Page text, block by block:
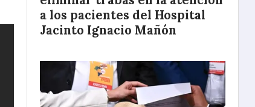
a los pacientes del Hospital
Jacinto Ignacio Mañón